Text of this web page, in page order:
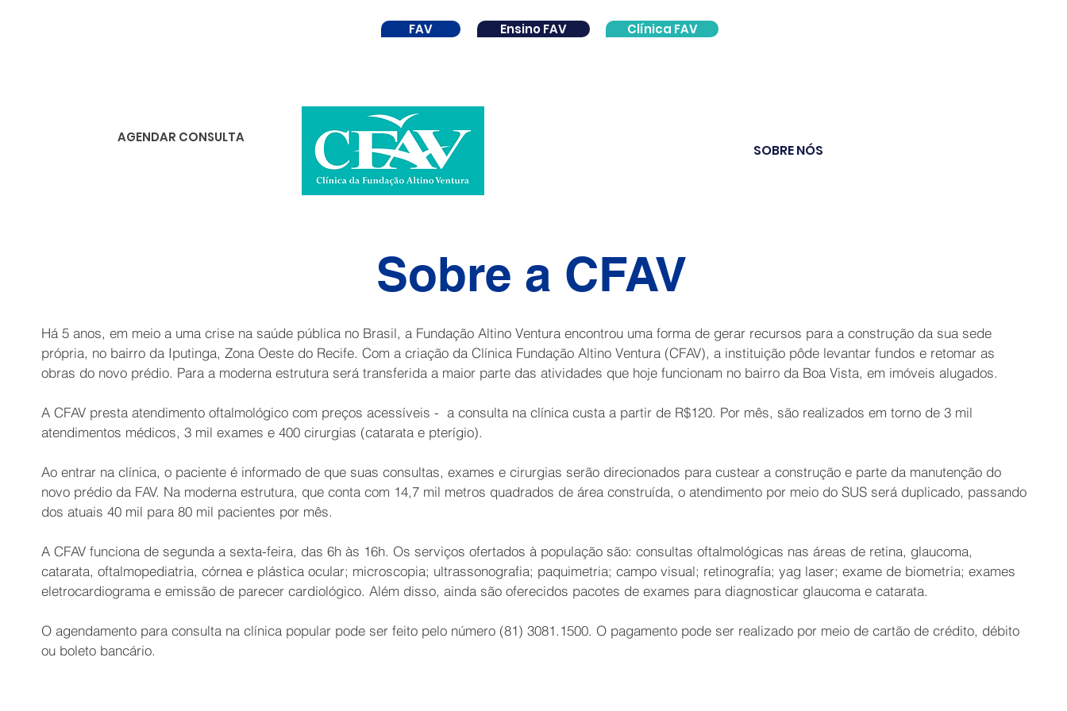
FAV Ensino FAV Clínica FAV
AGENDAR CONSULTA
SOBRE NÓS
Sobre a CFAV
Há 5 anos, em meio a uma crise na saúde pública no Brasil, a Fundação Altino Ventura encontrou uma forma de gerar recursos para a construção da sua sede
própria, no bairro da Iputinga, Zona Oeste do Recife. Com a criação da Clínica Fundação Altino Ventura (CFAV), a instituição pôde levantar fundos e retomar as
obras do novo prédio. Para a moderna estrutura será transferida a maior parte das atividades que hoje funcionam no bairro da Boa Vista, em imóveis alugados.
A CFAV presta atendimento oftalmológico com preços acessíveis - a consulta na clínica custa a partir de R$120. Por mês, são realizados em torno de 3 mil
atendimentos médicos, 3 mil exames e 400 cirurgias (catarata e pterígio).
Ao entrar na clínica, o paciente é informado de que suas consultas, exames e cirurgias serão direcionados para custear a construção e parte da manutenção do
novo prédio da FAV. Na moderna estrutura, que conta com 14,7 mil metros quadrados de área construída, o atendimento por meio do SUS será duplicado, passando
dos atuais 40 mil para 80 mil pacientes por mês.
A CFAV funciona de segunda a sexta-feira, das 6h às 16h. Os serviços ofertados à população são: consultas oftalmológicas nas áreas de retina, glaucoma,
catarata, oftalmopediatria, córnea e plástica ocular; microscopia; ultrassonografia; paquimetria; campo visual; retinografía; yag laser; exame de biometria; exames
eletrocardiograma e emissão de parecer cardiológico. Além disso, ainda são oferecidos pacotes de exames para diagnosticar glaucoma e catarata.
O agendamento para consulta na clínica popular pode ser feito pelo número (81) 3081.1500. O pagamento pode ser realizado por meio de cartão de crédito, débito
ou boleto bancário.